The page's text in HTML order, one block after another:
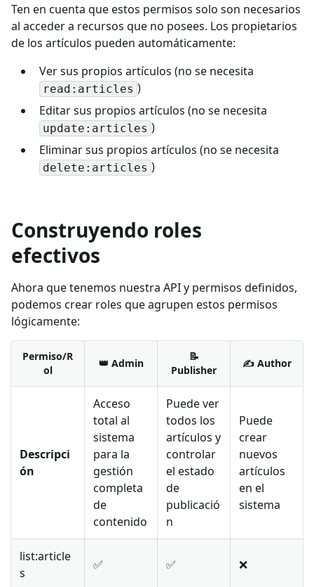
Ten en cuenta que estos permisos solo son necesarios
al acceder a recursos que no posees. Los propietarios
de los artículos pueden automáticamente:
Ver sus propios artículos (no se necesita
read:articles )
Editar sus propios artículos (no se necesita
update:articles )
Eliminar sus propios artículos (no se necesita
delete:articles )
Construyendo roles
efectivos
Ahora que tenemos nuestra API y permisos definidos,
podemos crear roles que agrupen estos permisos
lógicamente:
Permiso/R
ol
👑 Admin
📝
Publisher
✍️ Author
Descripci
ón
Acceso
total al
sistema
para la
gestión
completa
de
contenido
Puede ver
todos los
artículos y
controlar
el estado
de
publicació
n
Puede
crear
nuevos
artículos
en el
sistema
list:article
s
✅ ✅ ❌